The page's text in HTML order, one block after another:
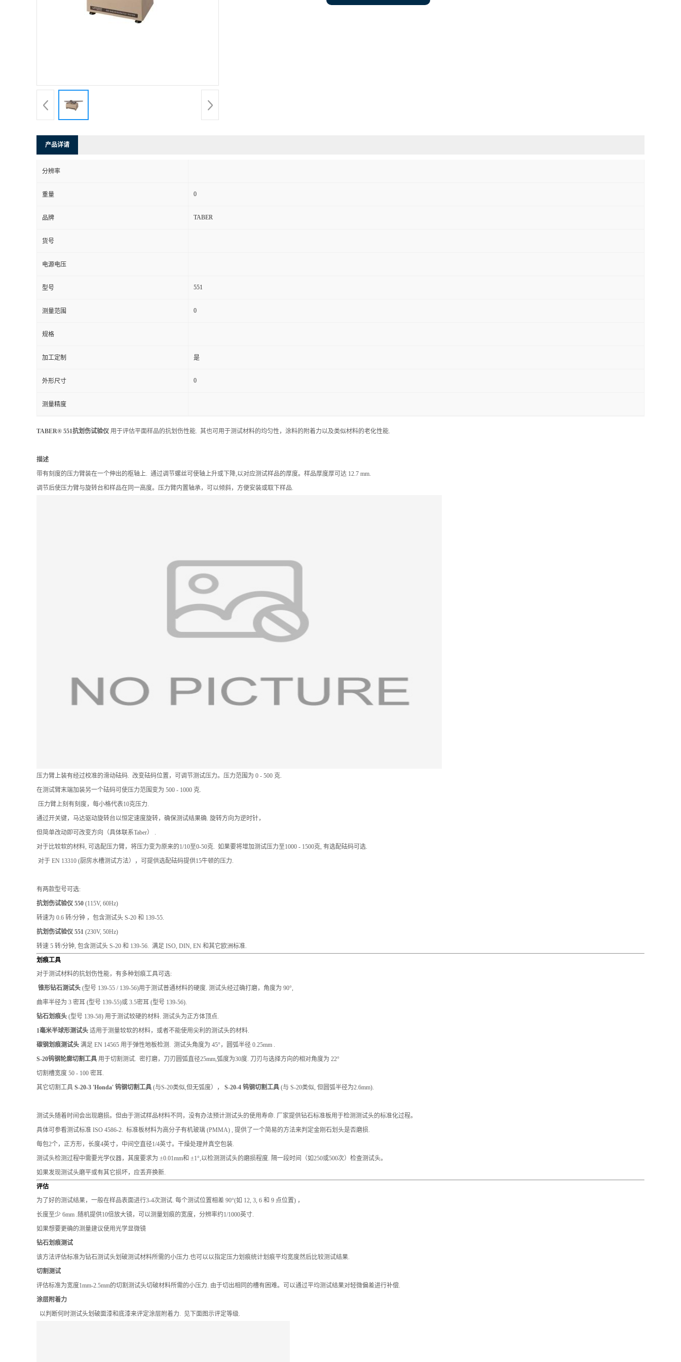
产品详请
分辨率
重量 0
品牌 TABER
货号
电源电压
型号 551
测量范围 0
规格
加工定制 是
外形尺寸 0
测量精度
TABER® 551抗划伤试验仪 用于评估平面样品的抗划伤性能. 其也可用于测试材料的均匀性，涂料的附着力以及类似材料的老化性能.
描述
带有刻度的压力臂装在一个伸出的枢轴上. 通过调节螺丝可使轴上升或下降,以对应测试样品的厚度。样品厚度厚可达 12.7 mm.
调节后使压力臂与旋转台和样品在同一高度。压力臂内置轴承，可以倾斜，方便安装或取下样品.
压力臂上装有经过校准的滑动砝码. 改变砝码位置，可调节测试压力。压力范围为 0 - 500 克.
在测试臂末端加装另一个砝码可使压力范围变为 500 - 1000 克.
压力臂上刻有刻度，每小格代表10克压力.
通过开关键，马达驱动旋转台以恒定速度旋转，确保测试结果确. 旋转方向为逆时针，
但简单改动即可改变方向（具体联系Taber） .
对于比较软的材料, 可选配压力臂，将压力变为原来的1/10至0-50克. 如果要将增加测试压力至1000 - 1500克, 有选配砝码可选.
对于 EN 13310 (厨房水槽测试方法），可提供选配砝码提供15牛顿的压力.
有两款型号可选:
抗划伤试验仪 550 (115V, 60Hz)
转速为 0.6 转/分钟 ，包含测试头 S-20 和 139-55.
抗划伤试验仪 551 (230V, 50Hz)
转速 5 转/分钟, 包含测试头 S-20 和 139-56. 满足 ISO, DIN, EN 和其它欧洲标准.
划痕工具
对于测试材料的抗划伤性能，有多种划痕工具可选:
锥形钻石测试头 (型号 139-55 / 139-56)用于测试普通材料的硬度. 测试头经过确打磨，角度为 90°,
曲率半径为 3 密耳 (型号 139-55)或 3.5密耳 (型号 139-56).
钻石划痕头 (型号 139-58) 用于测试较硬的材料. 测试头为正方体顶点.
1毫米半球形测试头 适用于测量较软的材料，或者不能使用尖利的测试头的材料.
碳钢划痕测试头 满足 EN 14565 用于弹性地板检测. 测试头角度为 45°，圆弧半径 0.25mm .
S-20钨钢轮廓切割工具 用于切割测试. 密打磨，刀刃圆弧直径25mm,弧度为30度. 刀刃与选择方向的相对角度为 22°
切割槽宽度 50 - 100 密耳.
其它切割工具 S-20-3 'Honda' 钨钢切割工具 (与S-20类似,但无弧度）， S-20-4 钨钢切割工具 (与 S-20类似, 但圆弧半径为2.6mm).
测试头随着时间会出现磨损。但由于测试样品材料不同，没有办法预计测试头的使用寿命. 厂家提供钻石标准板用于检测测试头的标准化过程。
具体可参看测试标准 ISO 4586-2. 标准板材料为高分子有机玻璃 (PMMA) , 提供了一个简易的方法来判定金刚石划头是否磨损.
每包2个，正方形，长度4英寸，中间空直径1/4英寸。干燥处理并真空包装.
测试头检测过程中需要光学仪器，其度要求为 ±0.01mm和 ±1°,以检测测试头的磨损程度. 隔一段时间（如250或500次）检查测试头。
如果发现测试头磨平或有其它损坏，应丢弃换新.
评估
为了好的测试结果，一般在样品表面进行3-4次测试. 每个测试位置相差 90°(如 12, 3, 6 和 9 点位置) ，
长度至少 6mm .随机提供10倍放大镜，可以测量划痕的宽度，分辨率约1/1000英寸.
如果想要更确的测量建议使用光学显微镜
钻石划痕测试
该方法评估标准为钻石测试头划破测试材料所需的小压力.也可以以指定压力划痕统计划痕平均宽度然后比较测试结果.
切割测试
评估标准为宽度1mm-2.5mm的切割测试头切破材料所需的小压力. 由于切出相同的槽有困难。可以通过平均测试结果对轻微偏差进行补偿.
涂层附着力
以判断何时测试头划破面漆和底漆来评定涂层附着力. 见下面图示评定等级.